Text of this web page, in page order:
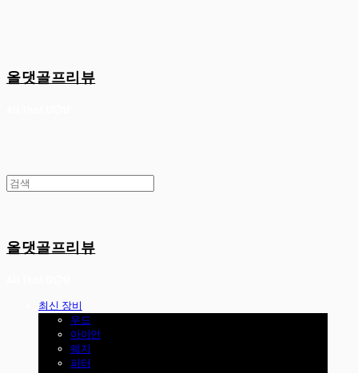
올댓골프리뷰
올댓골프리뷰
최신 장비
우드
아이언
웨지
퍼터